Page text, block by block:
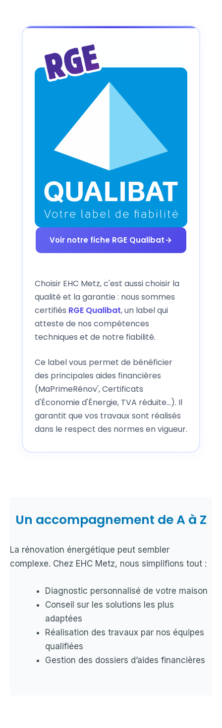
Voir notre fiche RGE Qualibat
Choisir EHC Metz, c'est aussi choisir la
qualité et la garantie : nous sommes
certifiés RGE Qualibat, un label qui
atteste de nos compétences
techniques et de notre fiabilité.
Ce label vous permet de bénéficier
des principales aides financières
(MaPrimeRénov', Certificats
d'Économie d'Énergie, TVA réduite...). Il
garantit que vos travaux sont réalisés
dans le respect des normes en vigueur.
Un accompagnement de A à Z
La rénovation énergétique peut sembler
complexe. Chez EHC Metz, nous simplifions tout :
Diagnostic personnalisé de votre maison
Conseil sur les solutions les plus
adaptées
Réalisation des travaux par nos équipes
qualifiées
Gestion des dossiers d’aides financières